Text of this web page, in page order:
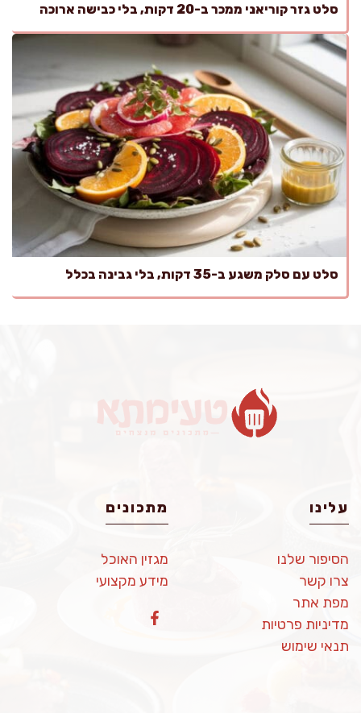
סלט גזר קוריאני ממכר ב-20 דקות, בלי כבישה ארוכה
סלט עם סלק משגע ב-35 דקות, בלי גבינה בכלל
עלינו
הסיפור שלנו
צרו קשר
מפת אתר
מדיניות פרטיות
תנאי שימוש
מתכונים
מגזין האוכל
מידע מקצועי